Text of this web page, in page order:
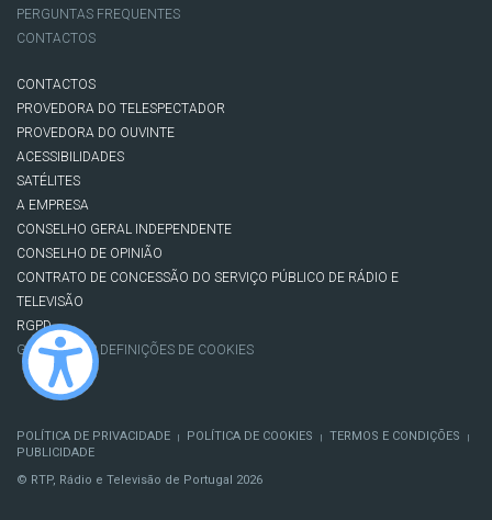
PERGUNTAS FREQUENTES
CONTACTOS
CONTACTOS
PROVEDORA DO TELESPECTADOR
PROVEDORA DO OUVINTE
ACESSIBILIDADES
SATÉLITES
A EMPRESA
CONSELHO GERAL INDEPENDENTE
CONSELHO DE OPINIÃO
CONTRATO DE CONCESSÃO DO SERVIÇO PÚBLICO DE RÁDIO E
TELEVISÃO
RGPD
GESTÃO DAS DEFINIÇÕES DE COOKIES
POLÍTICA DE PRIVACIDADE | POLÍTICA DE COOKIES | TERMOS E CONDIÇÕES |
PUBLICIDADE
© RTP, Rádio e Televisão de Portugal 2026